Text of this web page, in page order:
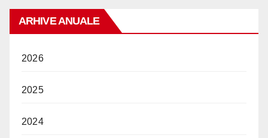
ARHIVE ANUALE
2026
2025
2024